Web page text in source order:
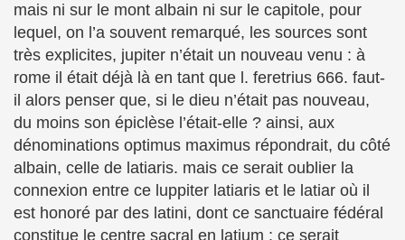
mais ni sur le mont albain ni sur le capitole, pour
lequel, on l’a souvent remarqué, les sources sont
très explicites, jupiter n’était un nouveau venu : à
rome il était déjà là en tant que l. feretrius 666. faut-
il alors penser que, si le dieu n’était pas nouveau,
du moins son épiclèse l’était-elle ? ainsi, aux
dénominations optimus maximus répondrait, du côté
albain, celle de latiaris. mais ce serait oublier la
connexion entre ce luppiter latiaris et le latiar où il
est honoré par des latini, dont ce sanctuaire fédéral
constitue le centre sacral en latium ; ce serait